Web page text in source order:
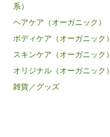
系）
ヘアケア（オーガニック）
ボディケア（オーガニック）
スキンケア（オーガニック）
オリジナル（オーガニック）
雑貨／グッズ